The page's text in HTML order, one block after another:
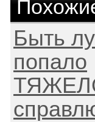
Быть
попало